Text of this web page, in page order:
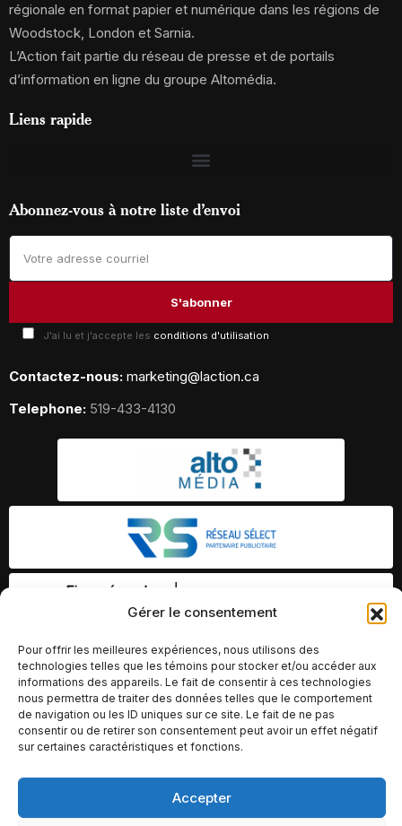
Gérer le consentement
Pour offrir les meilleures expériences, nous utilisons des
technologies telles que les témoins pour stocker et/ou accéder aux
informations des appareils. Le fait de consentir à ces technologies
nous permettra de traiter des données telles que le comportement
de navigation ou les ID uniques sur ce site. Le fait de ne pas
consentir ou de retirer son consentement peut avoir un effet négatif
sur certaines caractéristiques et fonctions.
Accepter
régionale en format papier et numérique dans les régions de
Woodstock, London et Sarnia.
L’Action fait partie du réseau de presse et de portails
d’information en ligne du groupe Altomédia.
Liens rapide
Abonnez-vous à notre liste d’envoi
J'ai lu et j'accepte les conditions d'utilisation
Contactez-nous: marketing@laction.ca
Telephone: 519-433-4130
© Copyright 2026 – Altomédia Inc |